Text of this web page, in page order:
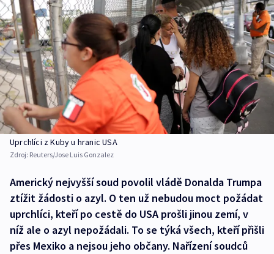
Uprchlíci z Kuby u hranic USA
Zdroj: Reuters/Jose Luis Gonzalez
Americký nejvyšší soud povolil vládě Donalda Trumpa
ztížit žádosti o azyl. O ten už nebudou moct požádat
uprchlíci, kteří po cestě do USA prošli jinou zemí, v
níž ale o azyl nepožádali. To se týká všech, kteří přišli
přes Mexiko a nejsou jeho občany. Nařízení soudců